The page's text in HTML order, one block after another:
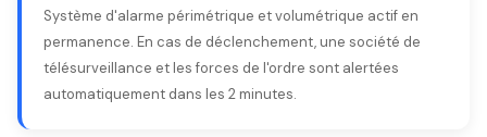
Système d'alarme périmétrique et volumétrique actif en
permanence. En cas de déclenchement, une société de
télésurveillance et les forces de l'ordre sont alertées
automatiquement dans les 2 minutes.